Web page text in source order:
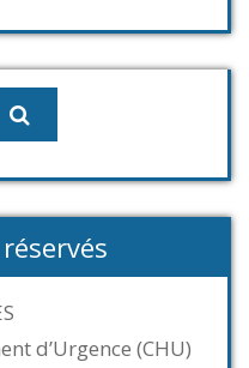
d’Urgence (CHU)